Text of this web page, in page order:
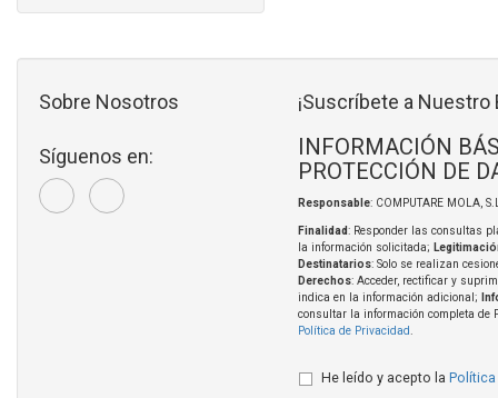
Sobre Nosotros
Síguenos en:
¡Suscríbete a Nuestro
INFORMACIÓN
PROTECCIÓN DE
Responsable: COMPUTARE MOLA,
Finalidad: Responder las consultas
la información solicitada;
Destinatarios: Solo se realizan
Derechos: Acceder, rectificar y
indica en la información adicional;
consultar la información completa de
Política de Privacidad
He leído y acepto la Política